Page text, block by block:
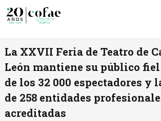
La XXVII Feria de Teatro de
León mantiene su público
de los 32 000 espectadores y
de 258 entidades
acreditadas